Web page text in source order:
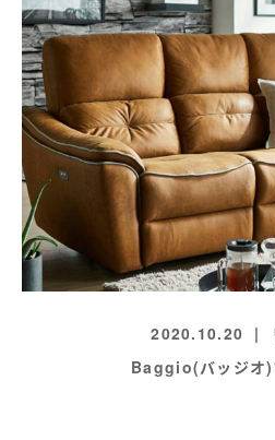
2020.10.20
Baggio(バッジオ)